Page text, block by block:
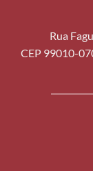
Rua
CEP 99010-